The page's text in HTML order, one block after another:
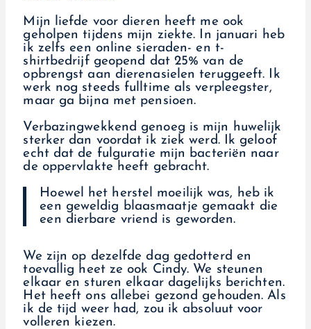
Mijn liefde voor dieren heeft me ook
geholpen tijdens mijn ziekte. In januari heb
ik zelfs een online sieraden- en t-
shirtbedrijf geopend dat 25% van de
opbrengst aan dierenasielen teruggeeft. Ik
werk nog steeds fulltime als verpleegster,
maar ga bijna met pensioen.
Verbazingwekkend genoeg is mijn huwelijk
sterker dan voordat ik ziek werd. Ik geloof
echt dat de fulguratie mijn bacteriën naar
de oppervlakte heeft gebracht.
Hoewel het herstel moeilijk was, heb ik
een geweldig blaasmaatje gemaakt die
een dierbare vriend is geworden.
We zijn op dezelfde dag gedotterd en
toevallig heet ze ook Cindy. We steunen
elkaar en sturen elkaar dagelijks berichten.
Het heeft ons allebei gezond gehouden. Als
ik de tijd weer had, zou ik absoluut voor
volleren kiezen.